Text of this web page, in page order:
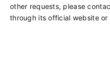
other requests, please
through its official website